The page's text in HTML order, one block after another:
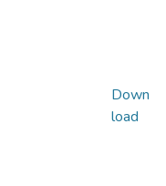
Down
load